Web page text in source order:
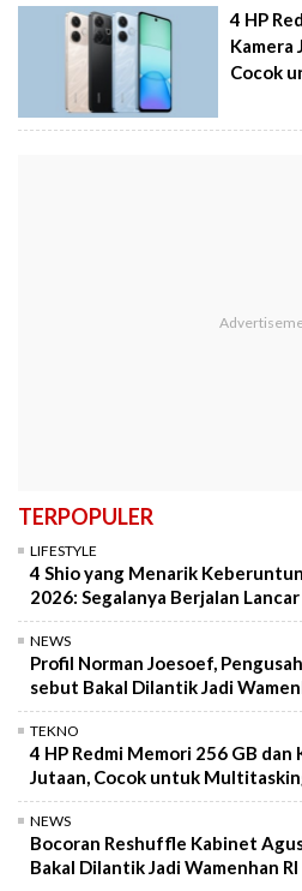
4 HP
Kamera
Cocok
TERPOPULER
LIFESTYLE
4 Shio yang Menarik
2026: Segalanya Berjalan Lancar
NEWS
Profil Norman Joesoef,
sebut Bakal Dilantik Jadi
TEKNO
4 HP Redmi Memori 256 GB dan
Jutaan, Cocok untuk
NEWS
Bocoran Reshuffle Kabinet
Bakal Dilantik Jadi Wamenhan RI